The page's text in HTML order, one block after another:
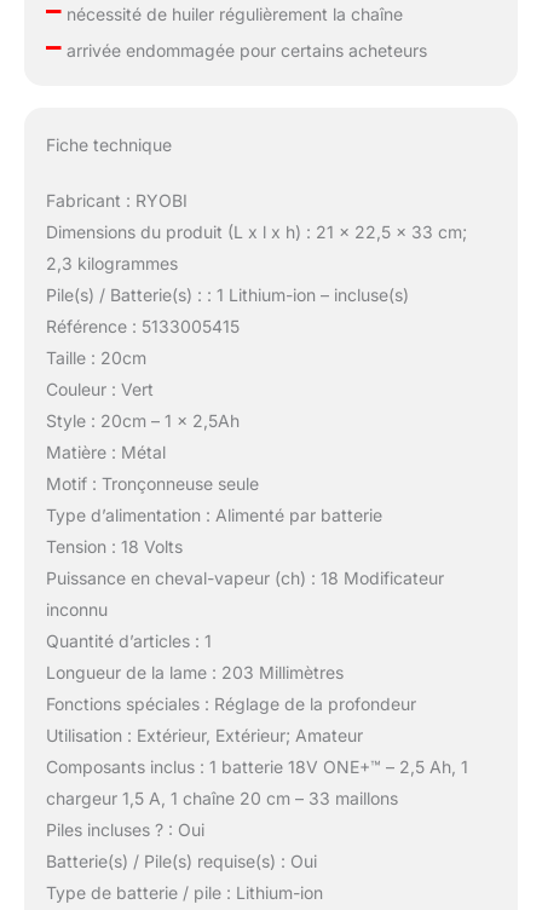
–nécessité de huiler régulièrement la chaîne
–arrivée endommagée pour certains acheteurs
Fiche technique
Fabricant : RYOBI
Dimensions du produit (L x l x h) : 21 x 22,5 x 33 cm;
2,3 kilogrammes
Pile(s) / Batterie(s) : : 1 Lithium-ion – incluse(s)
Référence : 5133005415
Taille : 20cm
Couleur : Vert
Style : 20cm – 1 x 2,5Ah
Matière : Métal
Motif : Tronçonneuse seule
Type d’alimentation : Alimenté par batterie
Tension : 18 Volts
Puissance en cheval-vapeur (ch) : 18 Modificateur
inconnu
Quantité d’articles : 1
Longueur de la lame : 203 Millimètres
Fonctions spéciales : Réglage de la profondeur
Utilisation : Extérieur, Extérieur; Amateur
Composants inclus : 1 batterie 18V ONE+™ – 2,5 Ah, 1
chargeur 1,5 A, 1 chaîne 20 cm – 33 maillons
Piles incluses ? : Oui
Batterie(s) / Pile(s) requise(s) : Oui
Type de batterie / pile : Lithium-ion